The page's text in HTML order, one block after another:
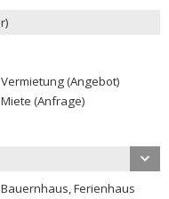
Vermietung (Angebot)
Miete (Anfrage)
Bauernhaus, Ferienhaus